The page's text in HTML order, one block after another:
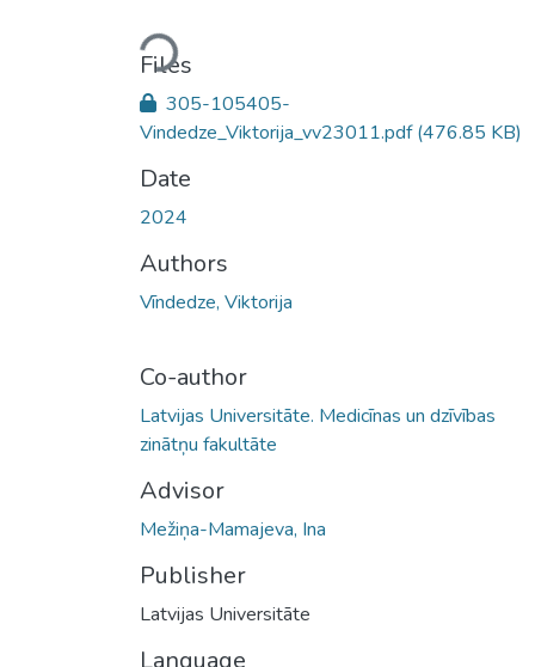
Loading...
Files
305-105405-
Vindedze_Viktorija_vv23011.pdf(476.85 KB)
Date
2024
Authors
Vīndedze, Viktorija
Co-author
Latvijas Universitāte. Medicīnas un dzīvības
zinātņu fakultāte
Advisor
Mežiņa-Mamajeva, Ina
Publisher
Latvijas Universitāte
Language